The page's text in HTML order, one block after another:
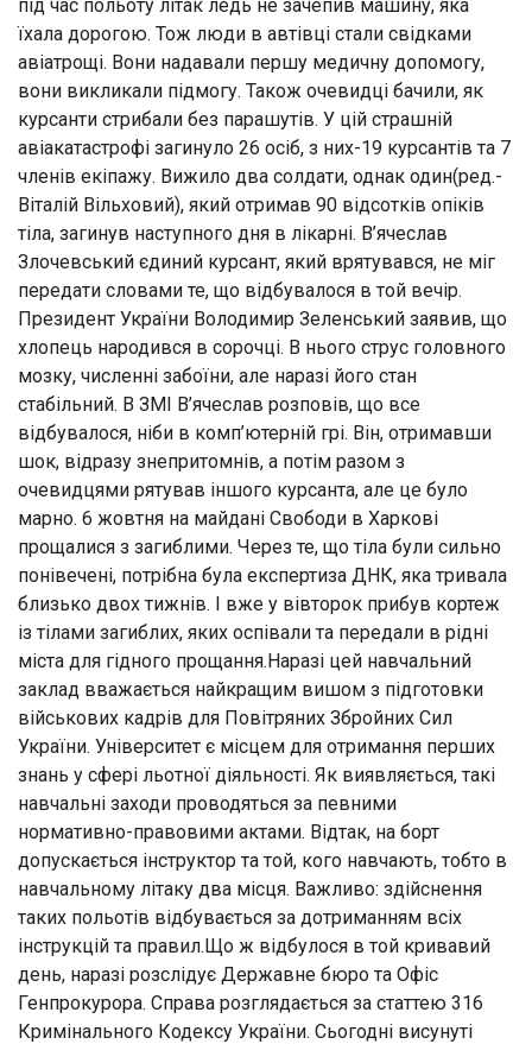
під час польоту літак ледь не зачепив машину, яка
їхала дорогою. Тож люди в автівці стали свідками
авіатрощі. Вони надавали першу медичну допомогу,
вони викликали підмогу. Також очевидці бачили, як
курсанти стрибали без парашутів. У цій страшній
авіакатастрофі загинуло 26 осіб, з них-19 курсантів та 7
членів екіпажу. Вижило два солдати, однак один(ред.-
Віталій Вільховий), який отримав 90 відсотків опіків
тіла, загинув наступного дня в лікарні. В’ячеслав
Злочевський єдиний курсант, який врятувався, не міг
передати словами те, що відбувалося в той вечір.
Президент України Володимир Зеленський заявив, що
хлопець народився в сорочці. В нього струс головного
мозку, численні забоїни, але наразі його стан
стабільний. В ЗМІ В’ячеслав розповів, що все
відбувалося, ніби в комп’ютерній грі. Він, отримавши
шок, відразу знепритомнів, а потім разом з
очевидцями рятував іншого курсанта, але це було
марно. 6 жовтня на майдані Свободи в Харкові
прощалися з загиблими. Через те, що тіла були сильно
понівечені, потрібна була експертиза ДНК, яка тривала
близько двох тижнів. І вже у вівторок прибув кортеж
із тілами загиблих, яких оспівали та передали в рідні
міста для гідного прощання.Наразі цей навчальний
заклад вважається найкращим вишом з підготовки
військових кадрів для Повітряних Збройних Сил
України. Університет є місцем для отримання перших
знань у сфері льотної діяльності. Як виявляється, такі
навчальні заходи проводяться за певними
нормативно-правовими актами. Відтак, на борт
допускається інструктор та той, кого навчають, тобто в
навчальному літаку два місця. Важливо: здійснення
таких польотів відбувається за дотриманням всіх
інструкцій та правил.Що ж відбулося в той кривавий
день, наразі розслідує Державне бюро та Офіс
Генпрокурора. Справа розглядається за статтею 316
Кримінального Кодексу України. Сьогодні висунуті